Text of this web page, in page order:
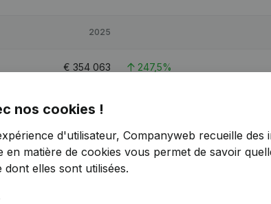
2025
€ 354 063 247,5%
€ 528 577
€155 675 -0,89%
nos cookies !
d'utilisateur, Companyweb recueille
en matière de cookies vous permet de savoir
elles sont utilisées.